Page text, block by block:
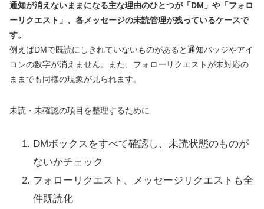
通知が消えないままになる主な理由のひとつが「DM」や「フォロ
ーリクエスト」、各メッセージの未読管理が残っているケースで
す。
例えばDMで既読にしきれていないものがあると通知バッジやアイ
コンの数字が消えません。また、フォローリクエストが未対応の
ままでも同様の現象が見られます。
未読・未確認の項目を整理するために
DMボックスをすべて確認し、未読状態のものが
ないかチェック
フォローリクエスト、メッセージリクエストも全
件既読化